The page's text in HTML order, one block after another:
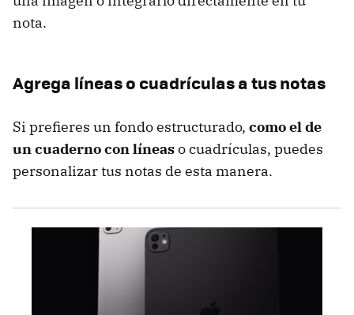
nota.
Agrega líneas o cuadrículas a tus notas
Si prefieres un fondo estructurado, como el de
un cuaderno con líneaso cuadrículas, puedes
personalizar tus notas de esta manera.